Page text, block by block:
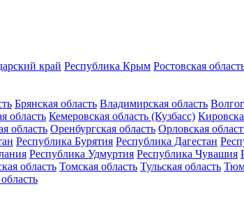
край Республика Крым Ростовская
Брянская область Владимирская область
область Кемеровская область (Кузбасс)
область Оренбургская область Орловская
Республика Бурятия Республика Дагестан
Республика Удмуртия Республика Чувашия
область Томская область Тульская область